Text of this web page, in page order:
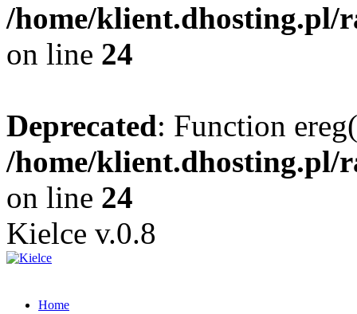
/home/klient.dhosting.pl/
on line 24
Deprecated: Function
/home/klient.dhosting.pl/
on line 24
Kielce v.0.8
Home